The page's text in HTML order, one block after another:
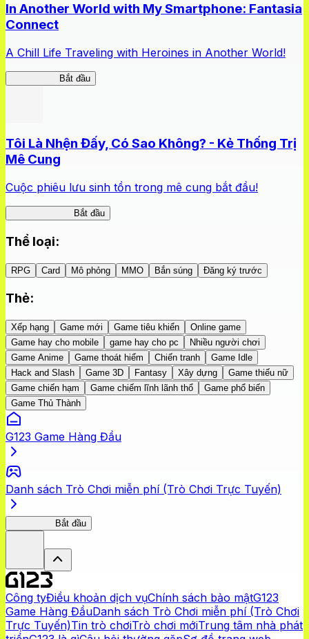
In Another World with My Smartphone: Fantasia
Connect
A Chill Life Traveling with Heroines in Another World!
Bắt đầu
Tôi Là Nhện Đấy, Có Sao Không? - Kẻ Thống Trị
Mê Cung
Cuộc phiêu lưu sinh tồn trong mê cung bắt đầu!
Bắt đầu
Thể loại:
RPG Card Mô phỏng MMO Bắn súng Đăng ký trước
Thẻ:
Xếp hạng Game mới Game tiêu khiển
Online game
Game hay cho mobile
game hay cho pc
Nhiều người chơi
Game Anime
Game thoát hiểm Chiến tranh
Game Idle
Hack and Slash
Game 3D Fantasy Xây dựng
Game thiếu nữ
Game chiến hạm
Game chiếm lĩnh lãnh thổ
Game phổ biến
Game Thủ Thành
G123 Game Hàng Đầu
Danh sách Trò Chơi miễn phí (Trò Chơi Trực Tuyến)
Bắt đầu
Công tyĐiều khoản dịch vụChính sách bảo mậtG123
Game Hàng ĐầuDanh sách Trò Chơi miễn phí (Trò Chơi
Trực Tuyến)Tin trò chơiTrò chơi mớiTrung tâm nhà phát